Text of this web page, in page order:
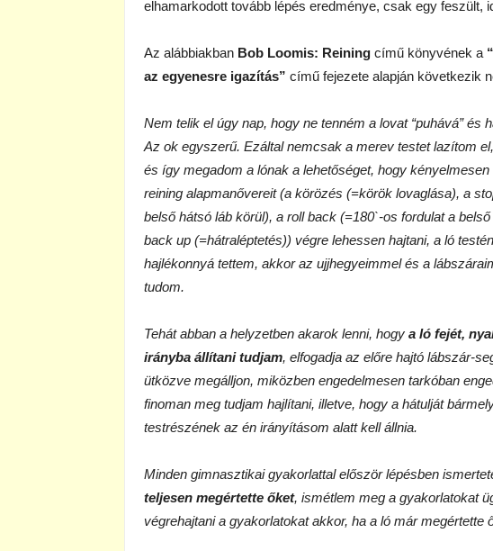
elhamarkodott tovább lépés eredménye, csak egy feszült,
Az alábbiakban Bob Loomis: Reining című könyvének a
az egyenesre igazítás” című fejezete alapján következik
Nem telik el úgy nap, hogy ne tenném a lovat “puhává” és
Az ok egyszerű. Ezáltal nemcsak a merev testet lazítom
és így megadom a lónak a lehetőséget, hogy
reining alapmanővereit (a körözés (=körök lovaglása), a
belső hátsó láb körül), a roll back (=180`-os fordulat a
back up (=hátraléptetés)) végre lehessen hajtani, a ló
hajlékonnyá tettem, akkor az ujjhegyeimmel és a
tudom.
Tehát abban a helyzetben akarok lenni, hogy a ló fejét,
irányba állítani tudjam, elfogadja az előre hajtó lábszár-
ütközve megálljon, miközben engedelmesen tarkóban
finoman meg tudjam hajlítani, illetve, hogy a hátulját
testrészének az én irányításom alatt kell állnia.
Minden gimnasztikai gyakorlattal először lépésben
teljesen megértette őket, ismétlem meg a gyakorlatokat
végrehajtani a gyakorlatokat akkor, ha a ló már megértette